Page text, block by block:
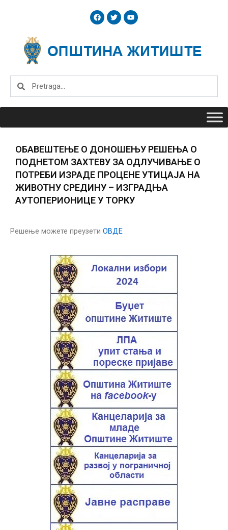
F
a
c
o
o
T
w
i
e
r
Y
o
u
b
e
Search
ОБАВЕШТЕЊЕ О ДОНОШЕЊУ РЕШЕЊА О
ПОДНЕТОМ ЗАХТЕВУ ЗА ОДЛУЧИВАЊЕ О
ПОТРЕБИ ИЗРАДЕ ПРОЦЕНЕ УТИЦАЈА НА
ЖИВОТНУ СРЕДИНУ – ИЗГРАДЊА
АУТОПЕРИОНИЦЕ У ТОРКУ
Решење можете преузети ОВДЕ